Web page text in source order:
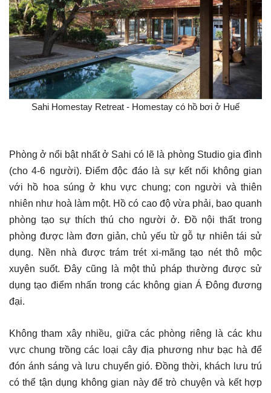
Sahi Homestay Retreat - Homestay có hồ bơi ở Huế
Phòng ở nổi bật nhất ở Sahi có lẽ là phòng Studio gia đình
(cho 4-6 người). Điểm độc đáo là sự kết nối không gian
với hồ hoa súng ở khu vực chung; con người và thiên
nhiên như hoà làm một. Hồ có cao độ vừa phải, bao quanh
phòng tạo sự thích thú cho người ở. Đồ nội thất trong
phòng được làm đơn giản, chủ yếu từ gỗ tự nhiên tái sử
dụng. Nền nhà được trám trét xi-mãng tạo nét thô mộc
xuyên suốt. Đây cũng là một thủ pháp thường được sử
dụng tạo điểm nhấn trong các không gian Á Đông đương
đại.
Không tham xây nhiều, giữa các phòng riêng là các khu
vực chung trồng các loại cây địa phương như bạc hà để
đón ánh sáng và lưu chuyển gió. Đồng thời, khách lưu trú
có thể tận dụng không gian này để trò chuyện và kết hợp